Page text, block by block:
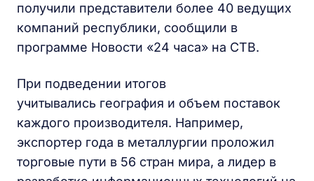
получили представители более 40 ведущих
компаний республики, сообщили в
программе Новости «24 часа» на СТВ.
При подведении итогов
учитывались география и объем поставок
каждого производителя. Например,
экспортер года в металлургии проложил
торговые пути в 56 стран мира, а лидер в